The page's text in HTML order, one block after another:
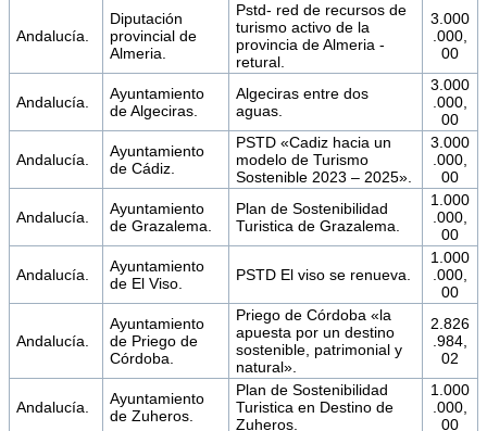
Andalucía.
Diputación
provincial de
Almeria.
Pstd- red de recursos de
turismo activo de la
provincia de Almeria -
retural.
3.000
.000,
00
Andalucía.
Ayuntamiento
de Algeciras.
Algeciras entre dos
aguas.
3.000
.000,
00
Andalucía.
Ayuntamiento
de Cádiz.
PSTD «Cadiz hacia un
modelo de Turismo
Sostenible 2023 – 2025».
3.000
.000,
00
Andalucía.
Ayuntamiento
de Grazalema.
Plan de Sostenibilidad
Turistica de Grazalema.
1.000
.000,
00
Andalucía.
Ayuntamiento
de El Viso.
PSTD El viso se renueva.
1.000
.000,
00
Andalucía.
Ayuntamiento
de Priego de
Córdoba.
Priego de Córdoba «la
apuesta por un destino
sostenible, patrimonial y
natural».
2.826
.984,
02
Andalucía.
Ayuntamiento
de Zuheros.
Plan de Sostenibilidad
Turistica en Destino de
Zuheros.
1.000
.000,
00